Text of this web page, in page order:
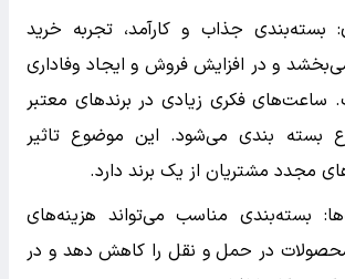
بسته‌بندی جذاب و کارآمد، تجربه خرید
و در افزایش فروش و ایجاد وفاداری
ساعت‌های فکری زیادی در برندهای معتبر
بندی می‌شود. این موضوع تاثیر
مجدد مشتریان از یک برند دارد.
بسته‌بندی مناسب می‌تواند هزینه‌های
در حمل و نقل را کاهش دهد و در